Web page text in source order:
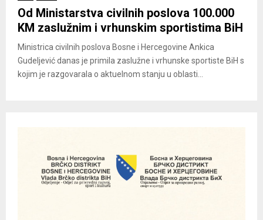
Od Ministarstva civilnih poslova 100.000
KM zaslužnim i vrhunskim sportistima BiH
Ministrica civilnih poslova Bosne i Hercegovine Ankica
Gudeljević danas je primila zaslužne i vrhunske sportiste BiH s
kojim je razgovarala o aktuelnom stanju u oblasti...